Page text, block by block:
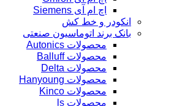
اچ ام آی Siemens
انکودر و خط کش
بانک برند اتوماسیون صنعتی
محصولات Autonics
محصولات Balluff
محصولات Delta
محصولات Hanyoung
محصولات Kinco
محصولات ls